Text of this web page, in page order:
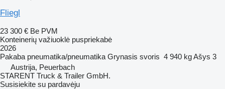
Fliegl
23 300 € Be PVM
Konteinerių važiuoklė puspriekabė
2026
Pakaba pneumatika/pneumatika Grynasis svoris 4 940 kgAšys 3
Austrija, Peuerbach
STARENT Truck & Trailer GmbH.
Susisiekite su pardavėju